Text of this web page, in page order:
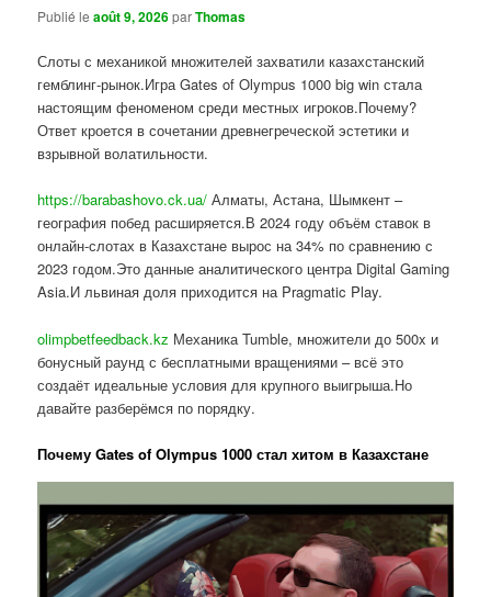
Publié leaoût 9, 2026parThomas
Слоты с механикой множителей захватили казахстанский
гемблинг-рынок.Игра Gates of Olympus 1000 big win стала
настоящим феноменом среди местных игроков.Почему?
Ответ кроется в сочетании древнегреческой эстетики и
взрывной волатильности.
https://barabashovo.ck.ua/ Алматы, Астана, Шымкент –
география побед расширяется.В 2024 году объём ставок в
онлайн-слотах в Казахстане вырос на 34% по сравнению с
2023 годом.Это данные аналитического центра Digital Gaming
Asia.И львиная доля приходится на Pragmatic Play.
olimpbetfeedback.kz Механика Tumble, множители до 500x и
бонусный раунд с бесплатными вращениями – всё это
создаёт идеальные условия для крупного выигрыша.Но
давайте разберёмся по порядку.
Почему Gates of Olympus 1000 стал хитом в Казахстане